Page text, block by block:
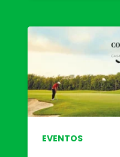
EVENTOS